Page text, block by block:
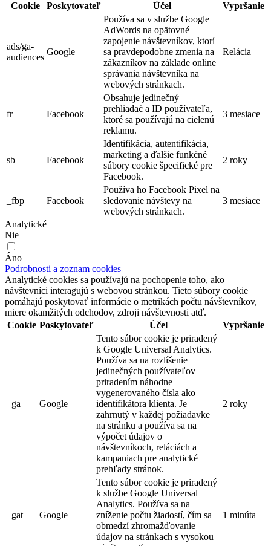
Cookie
Poskytovateľ Účel Vypršanie
ads/ga-
audiences
Google
Používa sa v službe Google
AdWords na opätovné
zapojenie návštevníkov, ktorí
sa pravdepodobne zmenia na
zákazníkov na základe online
správania návštevníka na
webových stránkach.
Relácia
fr Facebook
Obsahuje jedinečný
prehliadač a ID používateľa,
ktoré sa používajú na cielenú
reklamu.
3 mesiace
sb Facebook
Identifikácia, autentifikácia,
marketing a ďalšie funkčné
súbory cookie špecifické pre
Facebook.
2 roky
_fbp Facebook
Používa ho Facebook Pixel na
sledovanie návštevy na
webových stránkach.
3 mesiace
Analytické
Nie
Áno
Podrobnosti a zoznam cookies
Analytické cookies sa používajú na pochopenie toho, ako
návštevníci interagujú s webovou stránkou. Tieto súbory cookie
pomáhajú poskytovať informácie o metrikách počtu návštevníkov,
miere okamžitých odchodov, zdroji návštevnosti atď.
Cookie Poskytovateľ Účel Vypršanie
_ga Google
Tento súbor cookie je priradený
k Google Universal Analytics.
Používa sa na rozlíšenie
jedinečných používateľov
priradením náhodne
vygenerovaného čísla ako
identifikátora klienta. Je
zahrnutý v každej požiadavke
na stránku a používa sa na
výpočet údajov o
návštevníkoch, reláciách a
kampaniach pre analytické
prehľady stránok.
2 roky
_gat Google
Tento súbor cookie je priradený
k službe Google Universal
Analytics. Používa sa na
zníženie počtu žiadostí, čím sa
obmedzí zhromažďovanie
údajov na stránkach s vysokou
1 minúta